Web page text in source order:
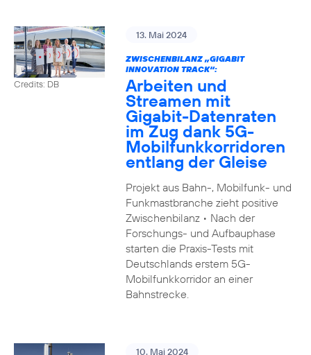
Credits: DB
13. Mai 2024
ZWISCHENBILANZ „GIGABIT
INNOVATION TRACK“:
Arbeiten und
Streamen mit
Gigabit-Datenraten
im Zug dank 5G-
Mobilfunkkorridoren
entlang der Gleise
Projekt aus Bahn-, Mobilfunk- und
Funkmastbranche zieht positive
Zwischenbilanz • Nach der
Forschungs- und Aufbauphase
starten die Praxis-Tests mit
Deutschlands erstem 5G-
Mobilfunkkorridor an einer
Bahnstrecke.
10. Mai 2024